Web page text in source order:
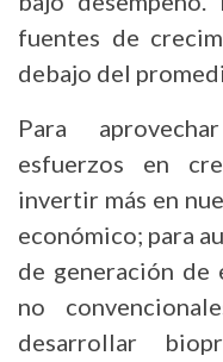
fuentes de
debajo del
Para
esfuerzos en
invertir más en
económico; para
de generación de
no
desarrollar